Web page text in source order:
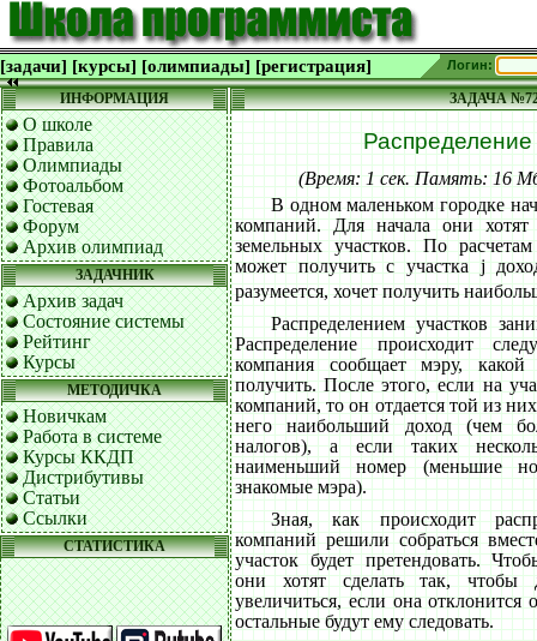
[задачи] [курсы] [олимпиады] [регистрация] Логин:
ИНФОРМАЦИЯ
О школе
Правила
Олимпиады
Фотоальбом
Гостевая
Форум
Архив олимпиад
ЗАДАЧНИК
Архив задач
Состояние системы
Рейтинг
Курсы
МЕТОДИЧКА
Новичкам
Работа в системе
Курсы ККДП
Дистрибутивы
Статьи
Ссылки
СТАТИСТИКА
ЗАДАЧА
Распределение
(Время: 1 сек. Память: 16
В одном маленьком городке
компаний. Для начала они
земельных участков. По
может получить с участка j
разумеется, хочет получить
Распределением участков
Распределение происходит
компания сообщает мэру,
получить. После этого, если на
компаний, то он отдается той из
него наибольший доход (чем
налогов), а если таких
наименьший номер (меньшие
знакомые мэра).
Зная, как происходит
компаний решили собраться
участок будет претендовать.
они хотят сделать так,
увеличиться, если она отклонится
остальные будут ему следовать.